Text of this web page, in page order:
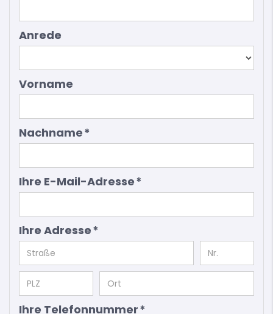
Anrede
Vorname
Nachname *
Ihre E-Mail-Adresse *
Ihre Adresse *
Ihre Telefonnummer *